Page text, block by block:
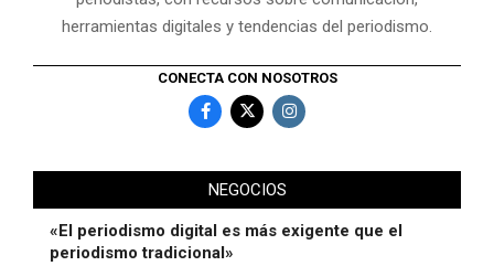
herramientas digitales y tendencias del periodismo.
CONECTA CON NOSOTROS
NEGOCIOS
«El periodismo digital es más exigente que el
periodismo tradicional»